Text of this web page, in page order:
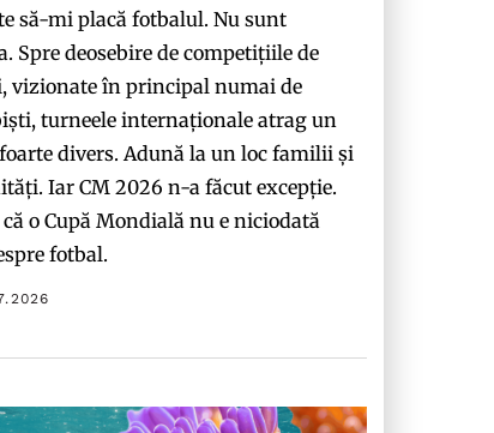
să-mi placă fotbalul. Nu sunt
Spre deosebire de competițiile de
vizionate în principal numai de
turneele internaționale atrag un
divers. Adună la un loc familii și
Iar CM 2026 n-a făcut excepție.
o Cupă Mondială nu e niciodată
fotbal.